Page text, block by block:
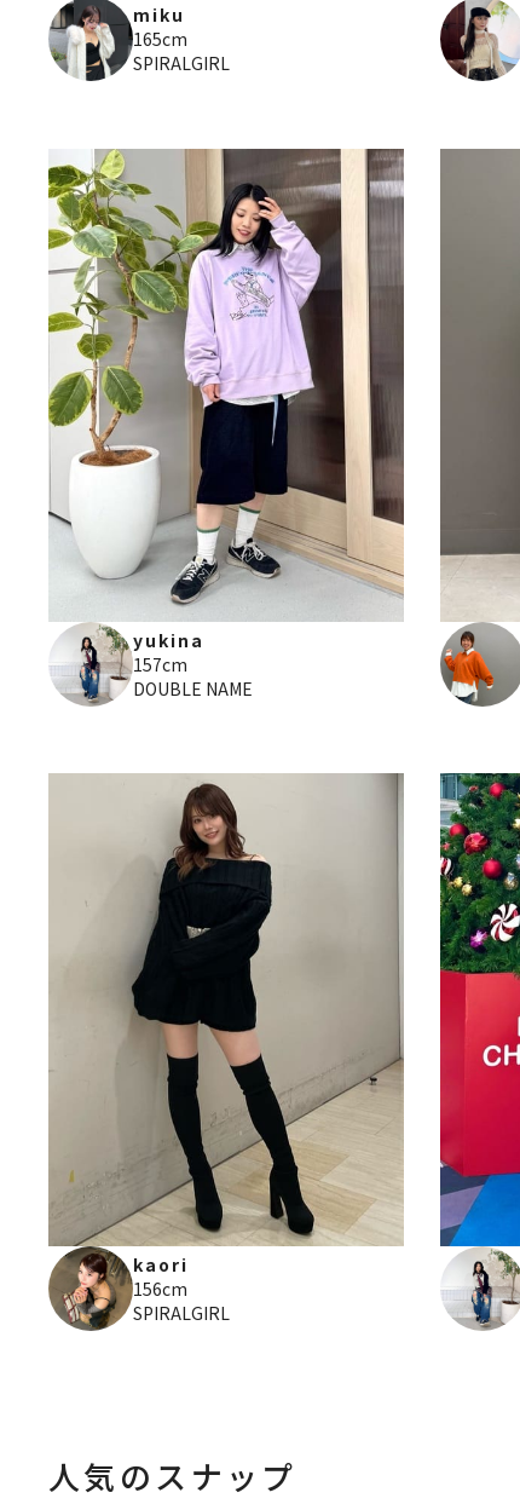
miku
165cm
SPIRALGIRL
yukina
157cm
DOUBLE NAME
kaori
156cm
SPIRALGIRL
人気のスナップ